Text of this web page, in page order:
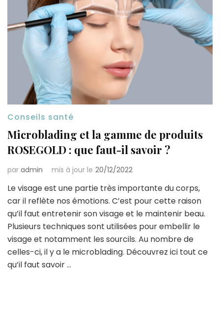
Conseils santé
Microblading et la gamme de produits
ROSEGOLD : que faut-il savoir ?
par admin mis à jour le 20/12/2022
Le visage est une partie très importante du corps,
car il reflète nos émotions. C’est pour cette raison
qu’il faut entretenir son visage et le maintenir beau.
Plusieurs techniques sont utilisées pour embellir le
visage et notamment les sourcils. Au nombre de
celles-ci, il y a le microblading. Découvrez ici tout ce
qu’il faut savoir …